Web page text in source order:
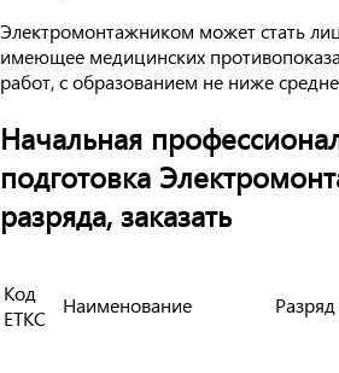
Электромонтажником может стать
имеющее медицинских
работ, с образованием не ниже
Начальная
подготовка
разряда, заказать
Код
ЕТКС
Наименование Разряд